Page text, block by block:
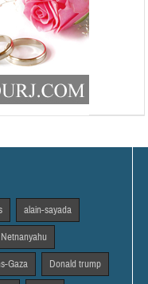
alain-sayada
Gaza Donald trump